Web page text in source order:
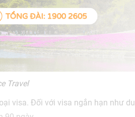
Travel
visa. Đối với visa ngắn hạn như du